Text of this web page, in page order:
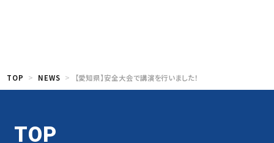
TOP NEWS 【愛知県】安全大会で講演を行いました！
TOP